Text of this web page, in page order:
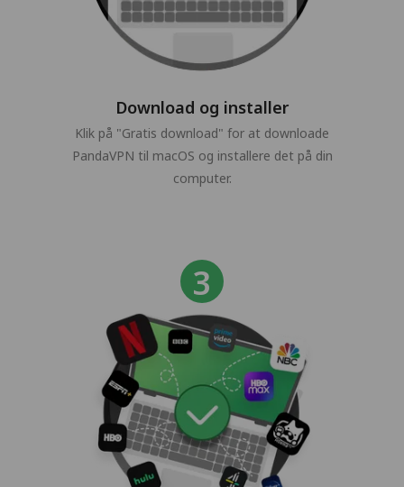
Download og installer
Klik på "Gratis download" for at downloade
PandaVPN til macOS og installere det på din
computer.